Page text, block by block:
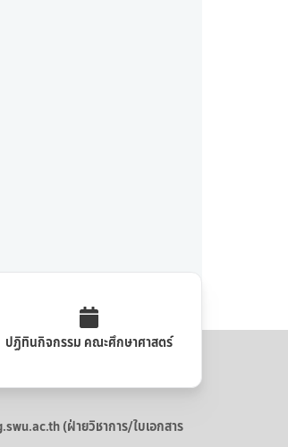
ปฏิทินกิจกรรม คณะศึกษาศาสตร์
(ฝ่ายวิชาการ/ใบเอกสาร